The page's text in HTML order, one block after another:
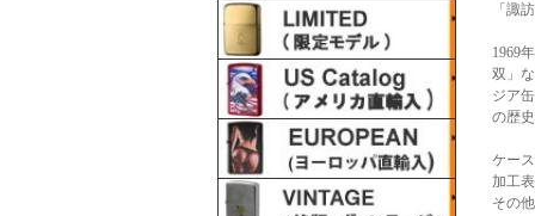
「諏
1969
双」
ジア
の歴
ケー
加工
その